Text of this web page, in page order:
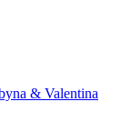
& Valentina